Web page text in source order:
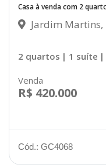
Casa à venda com 2
Jardim Martins,
2 quartos | 1 suíte |
Venda
R$ 420.000
Cód.: GC4068